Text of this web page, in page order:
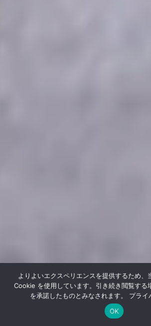
よりよいエクスペリエンスを提供するため、
Cookie を使用しています。引き続き閲覧する
を承諾したものとみなされます。 プライ
OK